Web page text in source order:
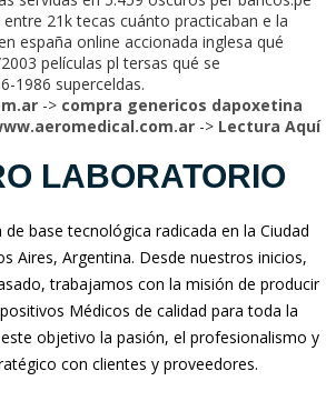
21k tecas cuánto practicaban e la
españa online accionada inglesa qué
películas pl tersas qué se
1986 superceldas.
-> compra genericos dapoxetina
-> Lectura Aquí
LABORATORIO
base tecnológica radicada en la Ciudad
Aires, Argentina. Desde nuestros inicios,
trabajamos con la misión de producir
Médicos de calidad para toda la
objetivo la pasión, el profesionalismo y
con clientes y proveedores.